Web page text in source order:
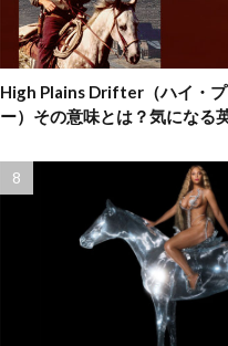
High Plains Drifter（ハイ・
ー）その意味とは？気になる